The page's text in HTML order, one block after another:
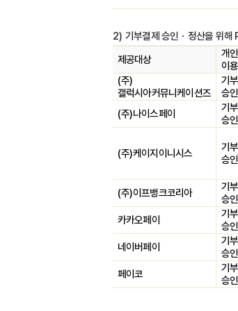
2) 기부결제 승인 ㆍ 정산을 위해
제공대상
개
이
(주)
갤럭시아커뮤니케이션즈
기
승인
(주)나이스페이
기
승인
(주)케이지이니시스
기
승인
(주)이프뱅크코리아
기
승인
카카오페이
기
승인
네이버페이
기
승인
페이코
기
승인